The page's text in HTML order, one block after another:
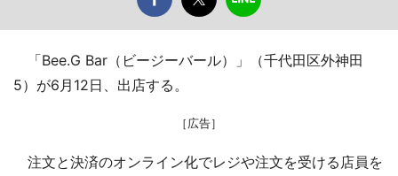
「Bee.G Bar（ビージーバール）」（千代田区外神田
5）が6月12日、出店する。
［広告］
注文と決済のオンライン化でレジや注文を受ける店員を